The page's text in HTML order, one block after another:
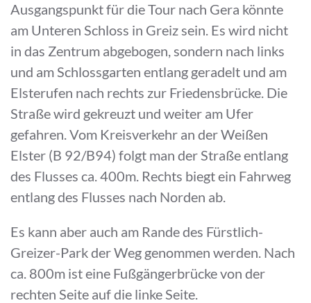
Ausgangspunkt für die Tour nach Gera könnte
am Unteren Schloss in Greiz sein. Es wird nicht
in das Zentrum abgebogen, sondern nach links
und am Schlossgarten entlang geradelt und am
Elsterufen nach rechts zur Friedensbrücke. Die
Straße wird gekreuzt und weiter am Ufer
gefahren. Vom Kreisverkehr an der Weißen
Elster (B 92/B94) folgt man der Straße entlang
des Flusses ca. 400m. Rechts biegt ein Fahrweg
entlang des Flusses nach Norden ab.
Es kann aber auch am Rande des Fürstlich-
Greizer-Park der Weg genommen werden. Nach
ca. 800m ist eine Fußgängerbrücke von der
rechten Seite auf die linke Seite.